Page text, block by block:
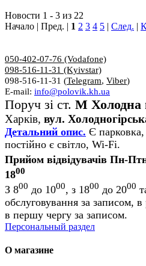
Новости 1 - 3 из 22
Начало | Пред. | 1 2 3 4 5 | След. |
050-402-07-76 (Vodafone)
098-516-11-31 (Kyivstar)
098-516-11-31 (Telegram, Viber)
E-mail: info@polovik.kh.ua
Поруч зі ст. М Холодна
Харків, вул.
Детальний опис. Є парковка,
постійно є світло, Wi-Fi.
Прийом відвідувачів Пн-
1800
З 800 до 1000, з 1800 до 2000
обслуговування за записом,
в першу чергу за записом.
Персональный раздел
О магазине